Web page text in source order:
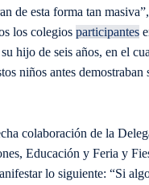
de esta forma tan
los colegios participantes
hijo de seis años, en el
niños antes
colaboración de la
Educación y Feria y
lo siguiente: “Si